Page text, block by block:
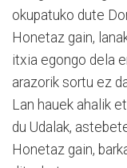
okupatuko dute
Honetaz gain,
itxia egongo dela
arazorik sortu ez
Lan hauek ahalik
du Udalak,
Honetaz gain,